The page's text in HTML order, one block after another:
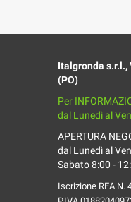
Italgronda s.r.l.,
(PO)
Per
dal Lunedì al
APERTURA
dal Lunedì al
Sabato 8:00 -
Iscrizione REA N.